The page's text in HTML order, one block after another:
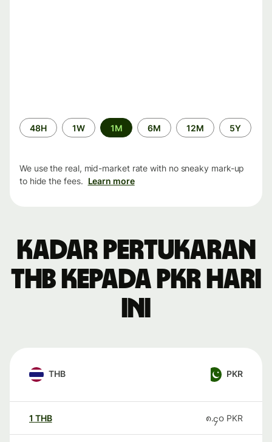
Time
period
48H 1W 1M 6M 12M 5Y
We use the real, mid-market rate with no sneaky mark-up
to hide the fees. Learn more
Kadar pertukaran
THB kepada PKR hari
ini
THB PKR
1 THB ၈.၄၀ PKR